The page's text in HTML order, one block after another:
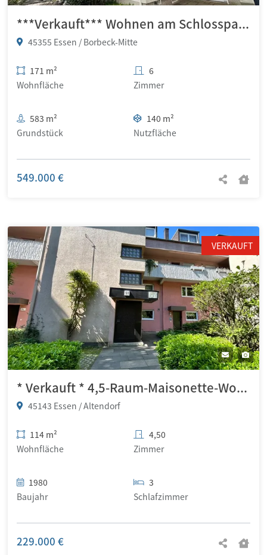
***Verkauft*** Wohnen am Schlosspark Borbeck – großzügiges Zweifamilienhaus mit traumhaftem Garten
45355 Essen / Borbeck-Mitte
171 m²
Wohnfläche
6
Zimmer
583 m²
Grundstück
140 m²
Nutzfläche
549.000 €
VERKAUFT
* Verkauft * 4,5-Raum-Maisonette-Wohnung mit Garten in ruhiger Lage von Essen-Altendorf
45143 Essen / Altendorf
114 m²
Wohnfläche
4,50
Zimmer
1980
Baujahr
3
Schlafzimmer
229.000 €